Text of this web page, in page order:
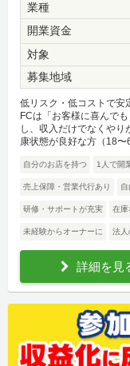
業種
開業資金
対象
募集地域
低リスク・低コストで安
FCは「お客様に喜んで
し、収入だけでなくや
康状態が良好な方（18〜
自分のお店を持つ 1人で開
売上保障・営業代行あり 自
研修・サポートが充実 在庫
未経験からオーナーに 法人
詳細を見